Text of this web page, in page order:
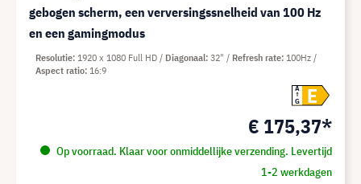
gebogen scherm, een verversingssnelheid van 100 Hz
en een gamingmodus
A
G
E
€ 175,37*
Op voorraad. Klaar voor onmiddellijke verzending. Levertijd
1-2 werkdagen
Resolutie 1920 x 1080 Full HD Diagonaal 32" Refresh rate 100Hz
Aspect ratio 16:9